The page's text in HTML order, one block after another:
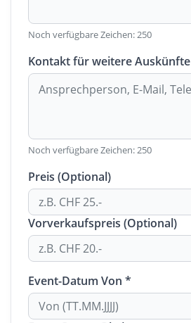
Noch verfügbare Zeichen:250
Kontakt für weitere Auskünfte
Noch verfügbare Zeichen:250
Preis (Optional)
Vorverkaufspreis (Optional)
Event-Datum Von *